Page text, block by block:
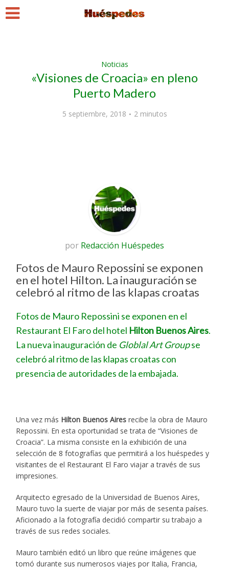
Noticias
«Visiones de Croacia» en pleno
Puerto Madero
5 septiembre, 2018 2 minutos
por Redacción Huéspedes
Fotos de Mauro Repossini se exponen
en el hotel Hilton. La inauguración se
celebró al ritmo de las klapas croatas
Fotos de Mauro Repossini se exponen en el
Restaurant El Faro del hotel Hilton Buenos Aires.
La nueva inauguración de Globlal Art Groupse
celebró al ritmo de las klapas croatas con
presencia de autoridades de la embajada.
del
Hilton
junto
al
artista
Mauro
y
Zvonko
Solaja
de
Una vez más Hilton Buenos Aires recibe la obra de Mauro
Repossini. En esta oportunidad se trata de “Visiones de
Croacia”. La misma consiste en la exhibición de una
selección de 8 fotografías que permitirá a los huéspedes y
visitantes de el Restaurant El Faro viajar a través de sus
impresiones.
Arquitecto egresado de la Universidad de Buenos Aires,
Mauro tuvo la suerte de viajar por más de sesenta países.
Aficionado a la fotografía decidió compartir su trabajo a
través de sus redes sociales.
Mauro también editó un libro que reúne imágenes que
tomó durante sus numerosos viajes por Italia, Francia,